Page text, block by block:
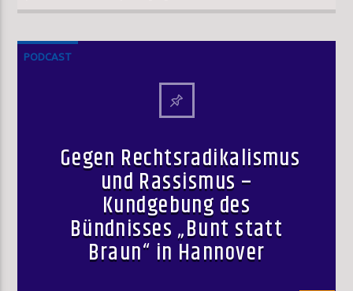
PODCAST
Gegen Rechtsradikalismus
und Rassismus –
Kundgebung des
Bündnisses „Bunt statt
Braun“ in Hannover